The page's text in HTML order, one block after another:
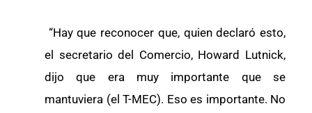
“Hay que reconocer que, quien declaró esto,
el secretario del Comercio, Howard Lutnick,
dijo que era muy importante que se
mantuviera (el T-MEC). Eso es importante. No